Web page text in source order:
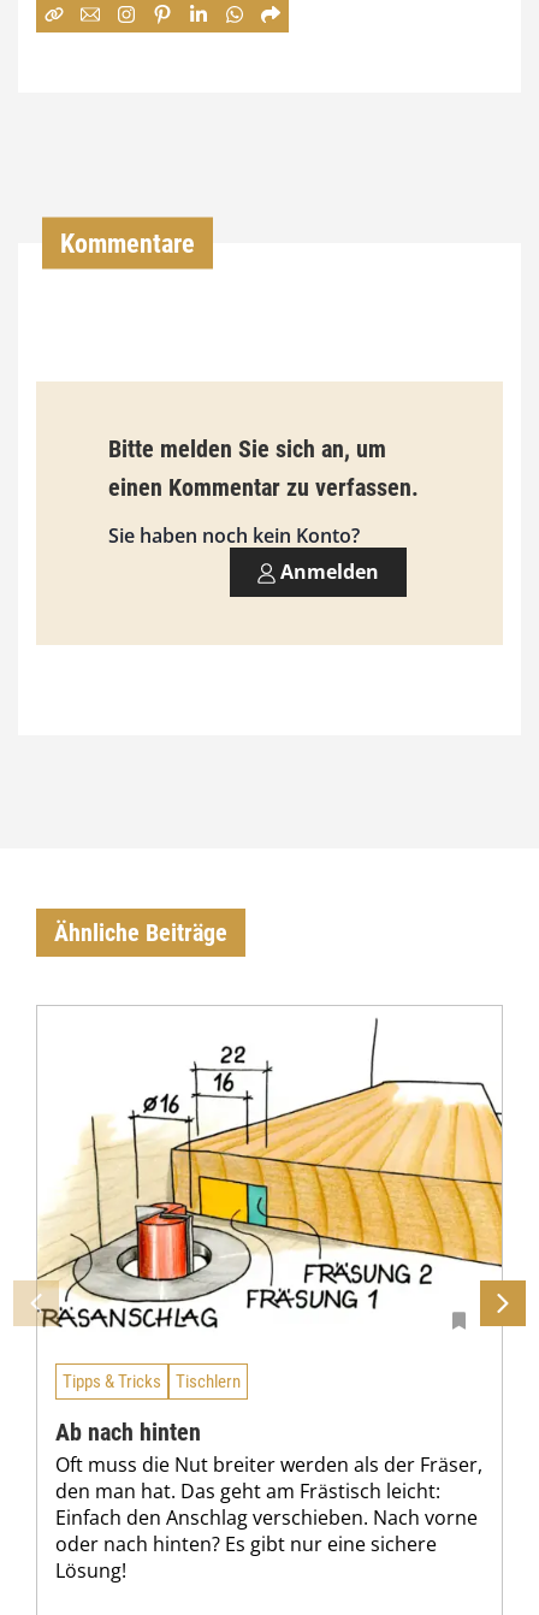
:
9
3
0
0
Kommentare
Bitte melden Sie sich an, um
einen Kommentar zu verfassen.
Sie haben noch kein Konto?
Anmelden
Ähnliche Beiträge
Tipps & Tricks Tischlern
Ab nach hinten
Oft muss die Nut breiter werden als der Fräser,
den man hat. Das geht am Frästisch leicht:
Einfach den Anschlag verschieben. Nach vorne
oder nach hinten? Es gibt nur eine sichere
Lösung!